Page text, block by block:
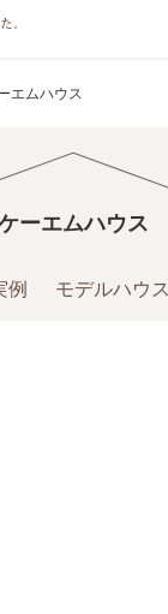
エムハウス
ーエムハウス
例 モデルハウス